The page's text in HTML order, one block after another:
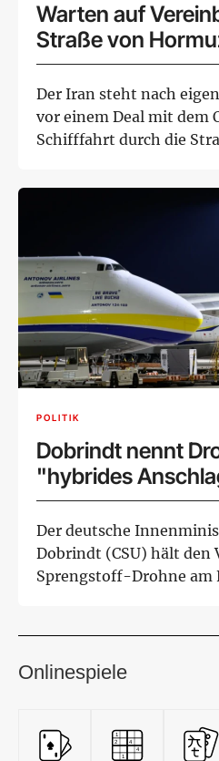
Warten auf
Straße von
Der Iran steht nach
vor einem Deal mit dem
Schifffahrt durch die
POLITIK
Dobrindt nennt
"hybrides
Der deutsche
Dobrindt (CSU) hält den
Sprengstoff-Drohne am
Onlinespiele